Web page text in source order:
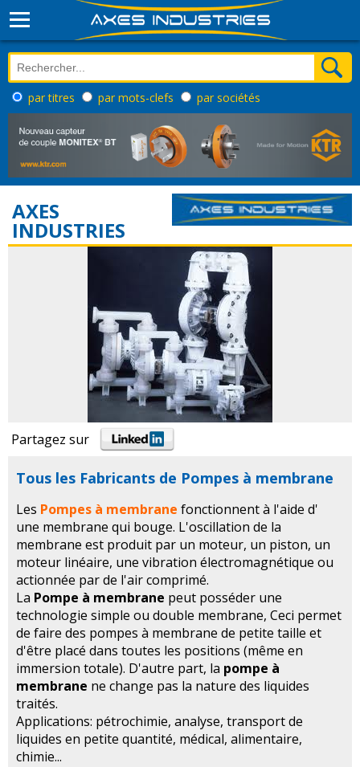
par titres par mots-clefs par sociétés
AXES
INDUSTRIES
Partagez sur
Tous les Fabricants de Pompes à membrane
Les Pompes à membrane fonctionnent à l'aide d'
une membrane qui bouge. L'oscillation de la
membrane est produit par un moteur, un piston, un
moteur linéaire, une vibration électromagnétique ou
actionnée par de l'air comprimé.
La Pompe à membrane peut posséder une
technologie simple ou double membrane, Ceci permet
de faire des pompes à membrane de petite taille et
d'être placé dans toutes les positions (même en
immersion totale). D'autre part, la pompe à
membrane ne change pas la nature des liquides
traités.
Applications: pétrochimie, analyse, transport de
liquides en petite quantité, médical, alimentaire,
chimie...